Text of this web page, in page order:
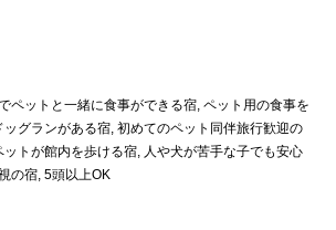
ペットと一緒に食事ができる宿, ペット用の食事を
ッグランがある宿, 初めてのペット同伴旅行歓迎の
ットが館内を歩ける宿, 人や犬が苦手な子でも安心
の宿, 5頭以上OK